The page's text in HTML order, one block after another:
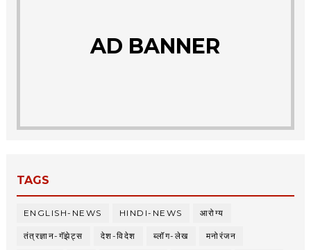
AD BANNER
TAGS
ENGLISH-NEWS HINDI-NEWS आरोग्य
तंत्रज्ञान-गॅझेट्स देश-विदेश ब्लॉग-लेख मनोरंजन